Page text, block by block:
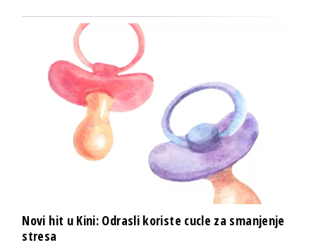
Novi hit u Kini: Odrasli koriste cucle za smanjenje
stresa